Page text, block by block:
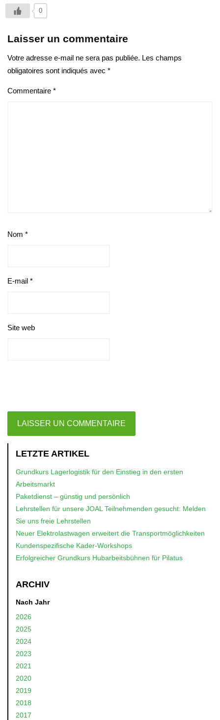
0
Laisser un commentaire
Votre adresse e-mail ne sera pas publiée. Les champs
obligatoires sont indiqués avec *
Commentaire *
Nom *
E-mail *
Site web
LETZTE ARTIKEL
Grundkurs Lagerlogistik für den Einstieg in den ersten
Arbeitsmarkt
Paketdienst – günstig und persönlich
Lehrstellen für unsere JOAL Teilnehmenden gesucht: Melden
Sie uns freie Lehrstellen
Neuer Elektrolastwagen erweitert die Transportmöglichkeiten
Kundenspezifische Kader-Workshops
Erfolgreicher Grundkurs Hubarbeitsbühnen für Pilatus
ARCHIV
Nach Jahr
2026
2025
2024
2023
2021
2020
2019
2018
2017